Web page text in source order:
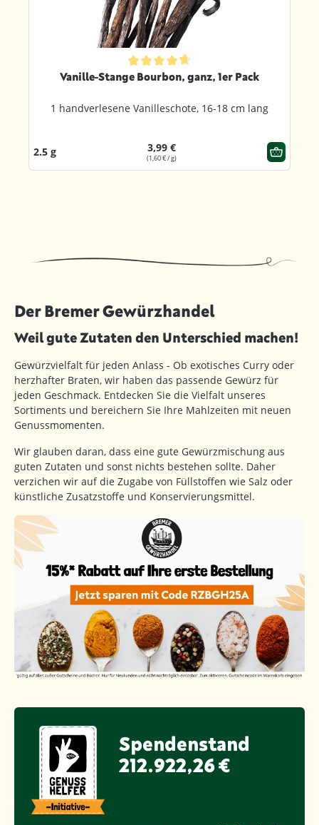
Durchschnittliche Bewertung von 4.8 von 5 Sternen
Vanille-Stange Bourbon, ganz, 1er Pack
1 handverlesene Vanilleschote, 16-18 cm lang
2.5 g 3,99 €
(1,60 € / g)
Der Bremer Gewürzhandel
Weil gute Zutaten den Unterschied machen!
Gewürzvielfalt für jeden Anlass - Ob exotisches Curry oder
herzhafter Braten, wir haben das passende Gewürz für
jeden Geschmack. Entdecken Sie die Vielfalt unseres
Sortiments und bereichern Sie Ihre Mahlzeiten mit neuen
Genussmomenten.
Wir glauben daran, dass eine gute Gewürzmischung aus
guten Zutaten und sonst nichts bestehen sollte. Daher
verzichen wir auf die Zugabe von Füllstoffen wie Salz oder
künstliche Zusatzstoffe und Konservierungsmittel.
Spendenstand
212.922,26 €